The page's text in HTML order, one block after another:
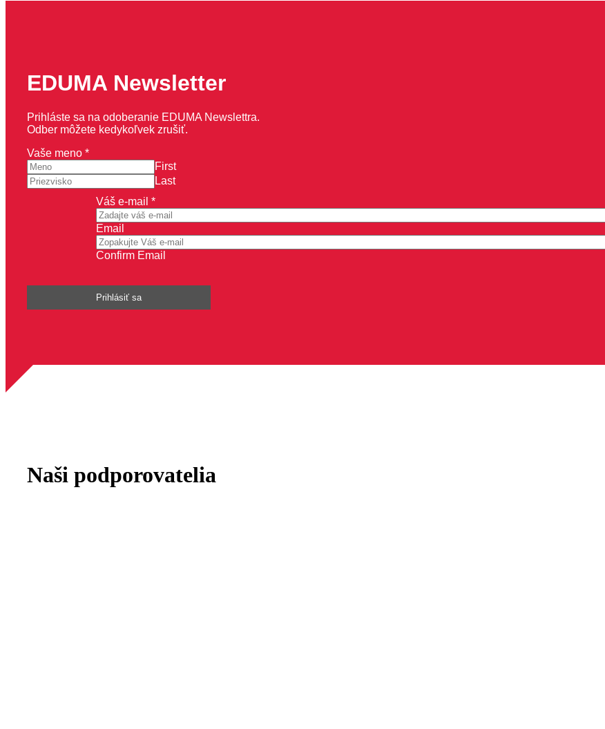
EDUMA Newsletter
Prihláste sa na odoberanie EDUMA Newslettra.
Odber môžete kedykoľvek zrušiť.
e-
mail
meno
Váš
Vaše meno *
First
Last
Váš e-mail *
Email
Confirm Email
Prihlásiť sa
Naši podporovatelia